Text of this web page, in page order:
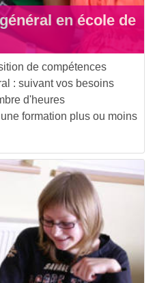
en école de
de compétences
: suivant vos besoins
d'heures
formation plus ou moins